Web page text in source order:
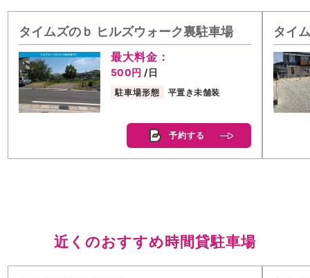
タイムズのｂ ヒルズウォーク裏駐車場
最大料金：
500円 /日
駐車場形態 平置き未舗装
予約する
タイ
近くのおすすめ時間貸駐車場